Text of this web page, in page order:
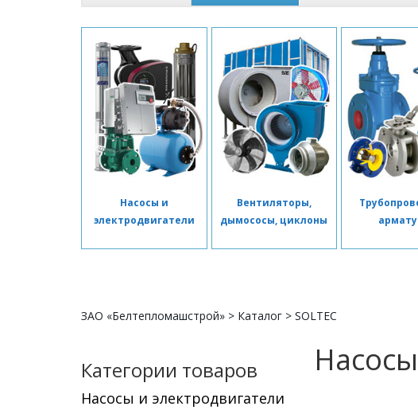
Насосы и
электродвигатели
Вентиляторы,
дымососы, циклоны
ЗАО «Белтепломашстрой» > Каталог > SOLTEC
Категории товаров
Насосы и электродвигатели